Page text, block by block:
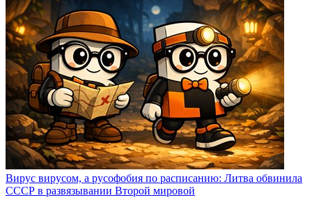
Вирус вирусом, а русофобия по расписанию: Литва обвинила
СССР в развязывании Второй мировой